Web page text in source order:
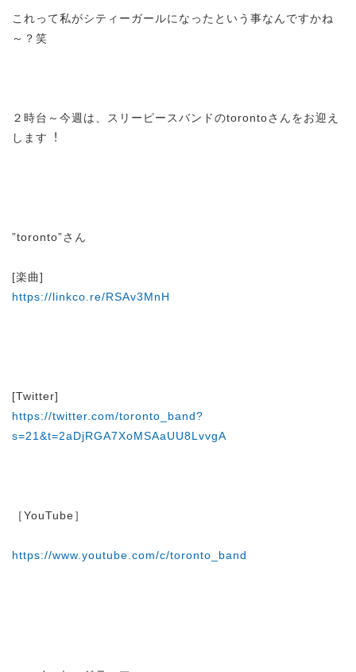
これって私がシティーガールになったという事なんですかね
～？笑
２時台～今週は、スリーピースバンドのtorontoさんをお迎え
します︕
”toronto”さん
[楽曲]
https://linkco.re/RSAv3MnH
[Twitter]
https://twitter.com/toronto_band?
s=21&t=2aDjRGA7XoMSAaUU8LvvgA
［YouTube］
https://www.youtube.com/c/toronto_band